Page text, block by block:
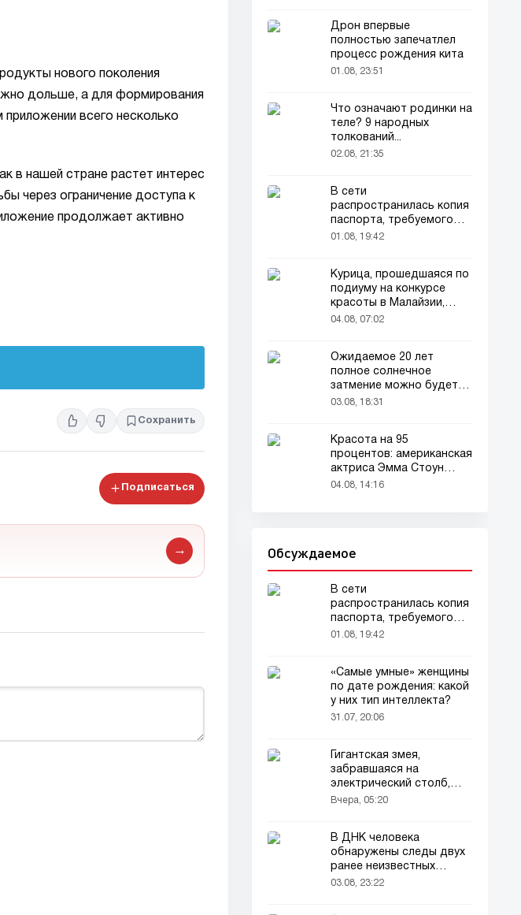
нового поколения
дольше, а для формирования
всего несколько
в нашей стране растет интерес
через ограничение доступа к
продолжает активно
Сохранить
Подписаться
→
Дрон впервые
полностью запечатлел
процесс рождения кита
01.08, 23:51
Что означают родинки на
теле? 9 народных
толкований...
02.08, 21:35
В сети
распространилась копия
паспорта, требуемого
для домашних животных
01.08, 19:42
Курица, прошедшаяся по
подиуму на конкурсе
красоты в Малайзии,
привлекла внимание
04.08, 07:02
Ожидаемое 20 лет
полное солнечное
затмение можно будет
наблюдать в августе
03.08, 18:31
Красота на 95
процентов: американская
актриса Эмма Стоун
признана самой красивой
04.08, 14:16
Обсуждаемое
В сети
распространилась копия
паспорта, требуемого
для домашних животных
01.08, 19:42
«Самые умные» женщины
по дате рождения: какой
у них тип интеллекта?
31.07, 20:06
Гигантская змея,
забравшаяся на
электрический столб,
погибла от удара током
Вчера, 05:20
В ДНК человека
обнаружены следы двух
ранее неизвестных
предков
03.08, 23:22